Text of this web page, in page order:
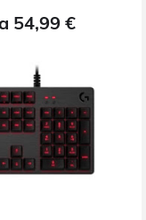
54,99 €